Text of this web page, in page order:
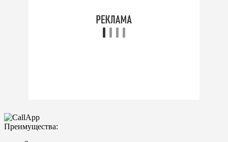
Преимущества: